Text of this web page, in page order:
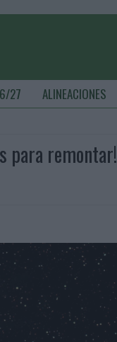
27 ALINEACIONES
para remontar!